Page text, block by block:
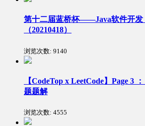
第十二届蓝桥杯——Java软件开发
（20210418）
浏览次数: 9140
【CodeTop x LeetCode】Page 3
题题解
浏览次数: 4555